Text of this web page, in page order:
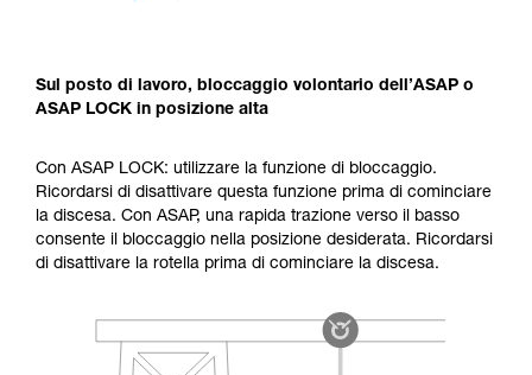
Sul posto di lavoro, bloccaggio volontario dell’ASAP o
ASAP LOCK in posizione alta
Con ASAP LOCK: utilizzare la funzione di bloccaggio.
Ricordarsi di disattivare questa funzione prima di cominciare
la discesa. Con ASAP, una rapida trazione verso il basso
consente il bloccaggio nella posizione desiderata. Ricordarsi
di disattivare la rotella prima di cominciare la discesa.